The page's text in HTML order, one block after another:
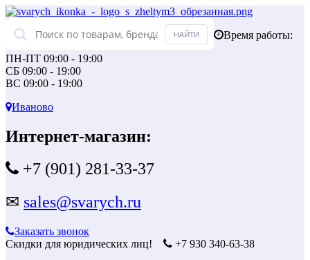
Время работы:
ПН-ПТ 09:00 - 19:00
СБ 09:00 - 19:00
ВС 09:00 - 19:00
Иваново
Интернет-магазин:
+7 (901) 281-33-37
✉ sales@svarych.ru
Заказать звонок
Скидки для юридических лиц!
+7 930 340-63-38